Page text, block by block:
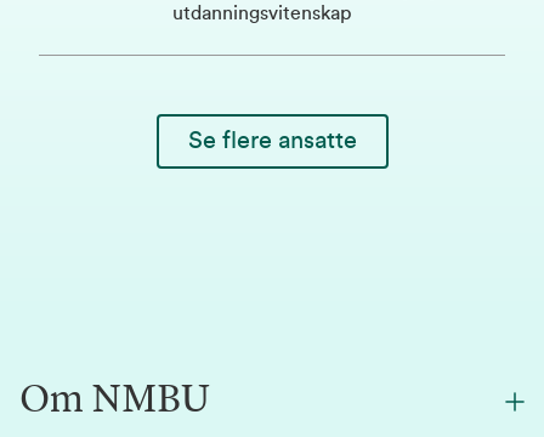
utdanningsvitenskap
Se flere ansatte
Om NMBU